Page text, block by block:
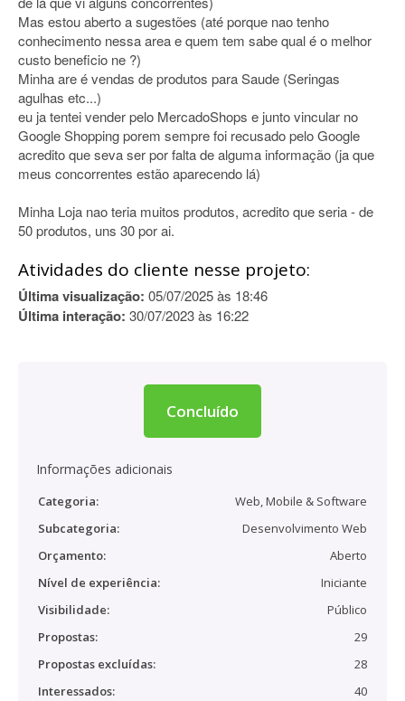
Mas estou aberto a sugestões (até porque nao tenho
conhecimento nessa area e quem tem sabe qual é o melhor
custo beneficio ne ?)
Minha are é vendas de produtos para Saude (Seringas
agulhas etc...)
eu ja tentei vender pelo MercadoShops e junto vincular no
Google Shopping porem sempre foi recusado pelo Google
acredito que seva ser por falta de alguma informação (ja que
meus concorrentes estão aparecendo lá)
Minha Loja nao teria muitos produtos, acredito que seria - de
50 produtos, uns 30 por ai.
Atividades do cliente nesse projeto:
Última visualização: 05/07/2025 às 18:46
Última interação: 30/07/2023 às 16:22
Concluído
Informações adicionais
Categoria:
Web, Mobile & Software
Subcategoria:
Desenvolvimento Web
Orçamento:
Aberto
Nível de experiência:
Iniciante
Visibilidade:
Público
Propostas:
29
Propostas excluídas:
28
Interessados:
40